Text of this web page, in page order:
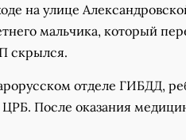
на улице
мальчика, который
скрылся.
отделе ГИБДД,
После оказания